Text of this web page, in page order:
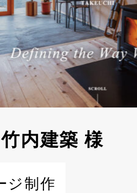
内建築 様
ジ制作